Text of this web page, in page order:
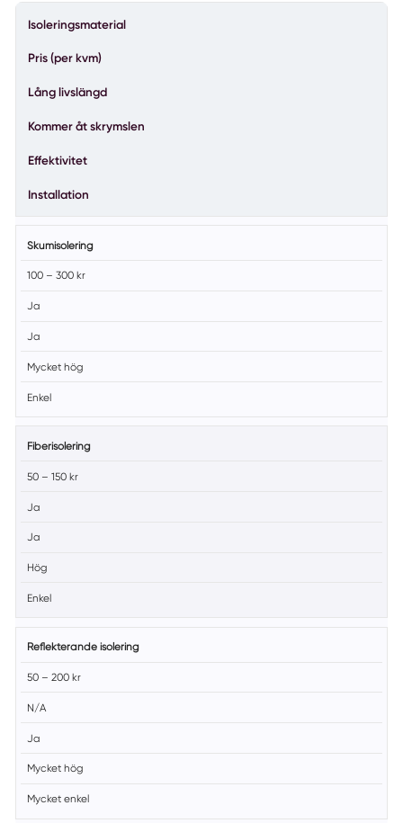
Isoleringsmaterial
Pris (per kvm)
Lång livslängd
Kommer åt skrymslen
Effektivitet
Installation
Skumisolering
100 – 300 kr
Ja
Ja
Mycket hög
Enkel
Fiberisolering
50 – 150 kr
Ja
Ja
Hög
Enkel
Reflekterande isolering
50 – 200 kr
N/A
Ja
Mycket hög
Mycket enkel